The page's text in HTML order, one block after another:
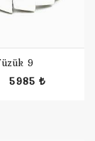
9
5985 ₺